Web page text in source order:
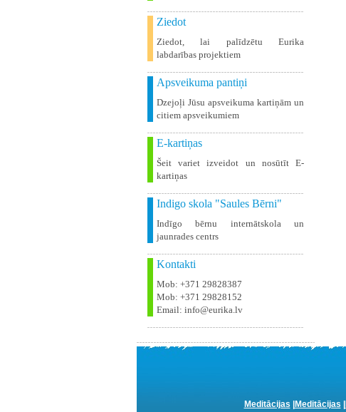
Ziedot
Ziedot, lai palīdzētu Eurika
labdarības projektiem
Apsveikuma pantiņi
Dzejoļi Jūsu apsveikuma kartiņām un
citiem apsveikumiem
E-kartiņas
Šeit variet izveidot un nosūtīt E-
kartiņas
Indigo skola "Saules Bērni"
Indīgo bērnu internātskola un
jaunrades centrs
Kontakti
Mob: +371 29828387
Mob: +371 29828152
Email: info@eurika.lv
Meditācijas
Meditācijas